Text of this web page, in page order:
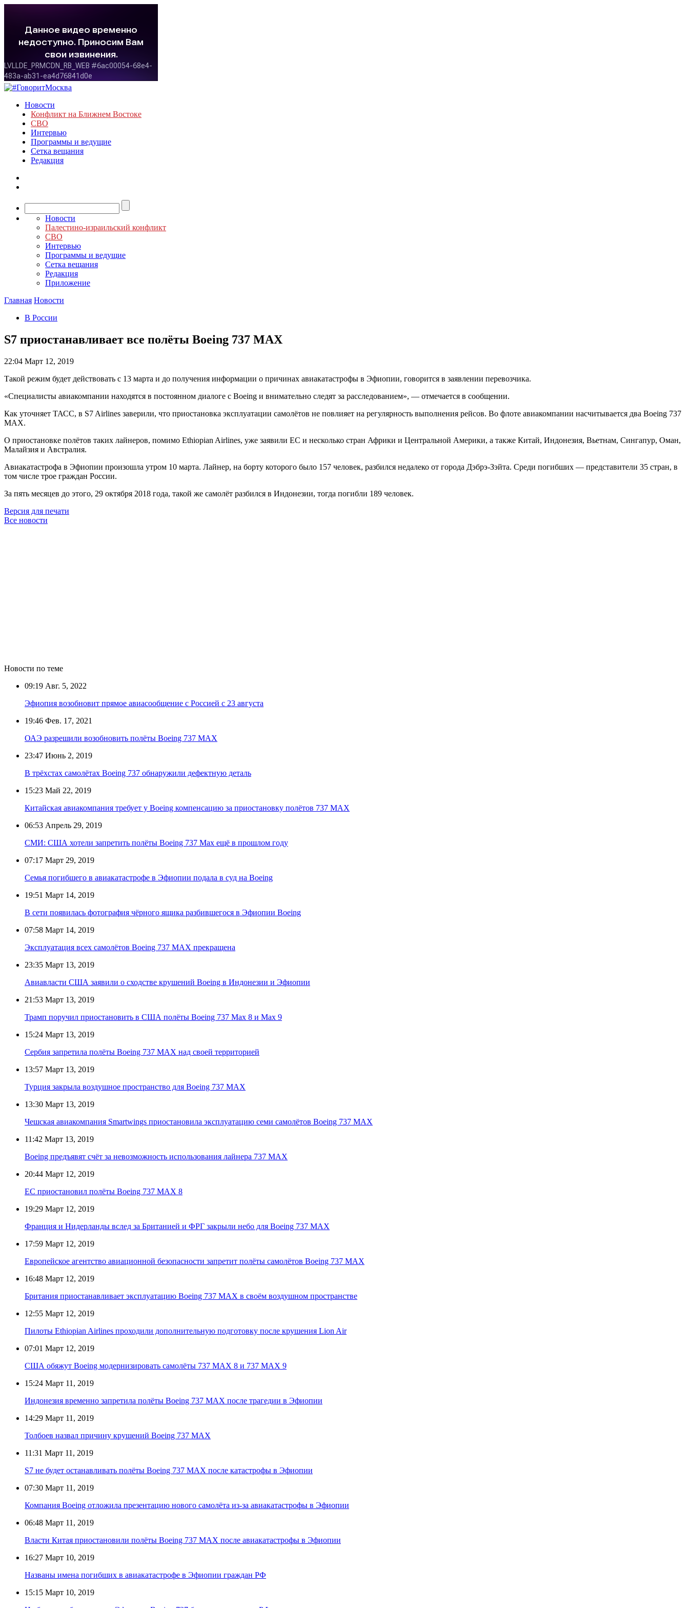
Новости
Конфликт на Ближнем Востоке
СВО
Интервью
Программы и ведущие
Сетка вещания
Редакция
Новости
Палестино-израильский конфликт
СВО
Интервью
Программы и ведущие
Сетка вещания
Редакция
Приложение
Главная Новости
В России
S7 приостанавливает все полёты Boeing 737 MAX
22:04 Март 12, 2019
Такой режим будет действовать с 13 марта и до получения информации о причинах авиакатастрофы в Эфиопии, говорится в заявлении перевозчика.
«Специалисты авиакомпании находятся в постоянном диалоге с Boeing и внимательно следят за расследованием», — отмечается в сообщении.
Как уточняет ТАСС, в S7 Airlines заверили, что приостановка эксплуатации самолётов не повлияет на регулярность выполнения рейсов. Во флоте авиакомпании насчитывается два Boeing 737
MAX.
О приостановке полётов таких лайнеров, помимо Ethiopian Airlines, уже заявили ЕС и несколько стран Африки и Центральной Америки, а также Китай, Индонезия, Вьетнам, Сингапур, Оман,
Малайзия и Австралия.
Авиакатастрофа в Эфиопии произошла утром 10 марта. Лайнер, на борту которого было 157 человек, разбился недалеко от города Дэбрэ-Зэйта. Среди погибших — представители 35 стран, в
том числе трое граждан России.
За пять месяцев до этого, 29 октября 2018 года, такой же самолёт разбился в Индонезии, тогда погибли 189 человек.
Версия для печати
Все новости
Новости по теме
09:19 Авг. 5, 2022
Эфиопия возобновит прямое авиасообщение с Россией с 23 августа
19:46 Фев. 17, 2021
ОАЭ разрешили возобновить полёты Boeing 737 MAX
23:47 Июнь 2, 2019
В трёхстах самолётах Boeing 737 обнаружили дефектную деталь
15:23 Май 22, 2019
Китайская авиакомпания требует у Boeing компенсацию за приостановку полётов 737 MAX
06:53 Апрель 29, 2019
СМИ: США хотели запретить полёты Boeing 737 Max ещё в прошлом году
07:17 Март 29, 2019
Семья погибшего в авиакатастрофе в Эфиопии подала в суд на Boeing
19:51 Март 14, 2019
В сети появилась фотография чёрного ящика разбившегося в Эфиопии Boeing
07:58 Март 14, 2019
Эксплуатация всех самолётов Boeing 737 МАХ прекращена
23:35 Март 13, 2019
Авиавласти США заявили о сходстве крушений Boeing в Индонезии и Эфиопии
21:53 Март 13, 2019
Трамп поручил приостановить в США полёты Boeing 737 Max 8 и Max 9
15:24 Март 13, 2019
Сербия запретила полёты Boeing 737 MAX над своей территорией
13:57 Март 13, 2019
Турция закрыла воздушное пространство для Boeing 737 MAX
13:30 Март 13, 2019
Чешская авиакомпания Smartwings приостановила эксплуатацию семи самолётов Boeing 737 MAX
11:42 Март 13, 2019
Boeing предъявят счёт за невозможность использования лайнера 737 MAX
20:44 Март 12, 2019
ЕС приостановил полёты Boeing 737 MAX 8
19:29 Март 12, 2019
Франция и Нидерланды вслед за Британией и ФРГ закрыли небо для Boeing 737 MAX
17:59 Март 12, 2019
Европейское агентство авиационной безопасности запретит полёты самолётов Boeing 737 MAX
16:48 Март 12, 2019
Британия приостанавливает эксплуатацию Boeing 737 MAX в своём воздушном пространстве
12:55 Март 12, 2019
Пилоты Ethiopian Airlines проходили дополнительную подготовку после крушения Lion Air
07:01 Март 12, 2019
США обяжут Boeing модернизировать самолёты 737 MAX 8 и 737 MAX 9
15:24 Март 11, 2019
Индонезия временно запретила полёты Boeing 737 MAX после трагедии в Эфиопии
14:29 Март 11, 2019
Толбоев назвал причину крушений Boeing 737 MAX
11:31 Март 11, 2019
S7 не будет останавливать полёты Boeing 737 MAX после катастрофы в Эфиопии
07:30 Март 11, 2019
Компания Boeing отложила презентацию нового самолёта из-за авиакатастрофы в Эфиопии
06:48 Март 11, 2019
Власти Китая приостановили полёты Boeing 737 MАХ после авиакатастрофы в Эфиопии
16:27 Март 10, 2019
Названы имена погибших в авиакатастрофе в Эфиопии граждан РФ
15:15 Март 10, 2019